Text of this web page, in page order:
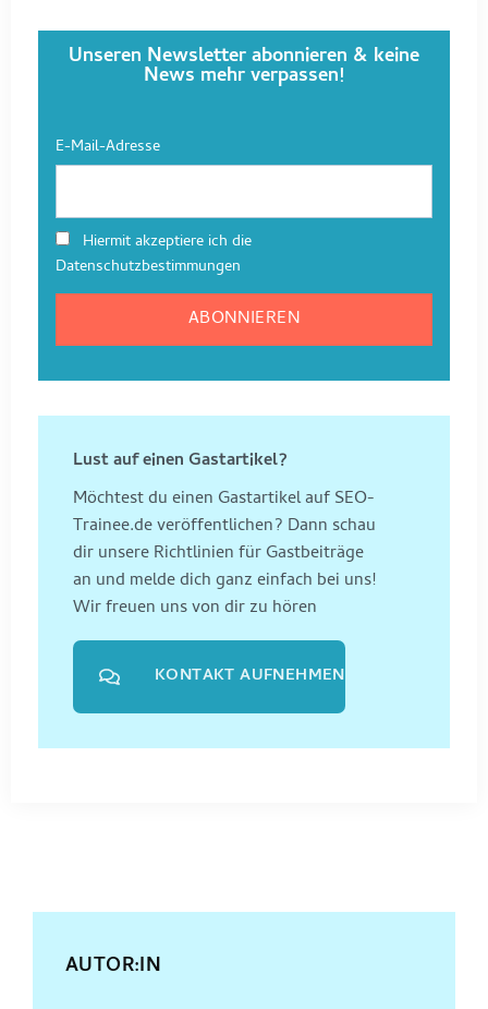
Unseren Newsletter abonnieren & keine
News mehr verpassen!
E-Mail-Adresse
Hiermit akzeptiere ich die
Datenschutzbestimmungen
Lust auf einen Gastartikel?
Möchtest du einen Gastartikel auf SEO-
Trainee.de veröffentlichen? Dann schau
dir unsere Richtlinien für Gastbeiträge
an und melde dich ganz einfach bei uns!
Wir freuen uns von dir zu hören
KONTAKT AUFNEHMEN
AUTOR:IN